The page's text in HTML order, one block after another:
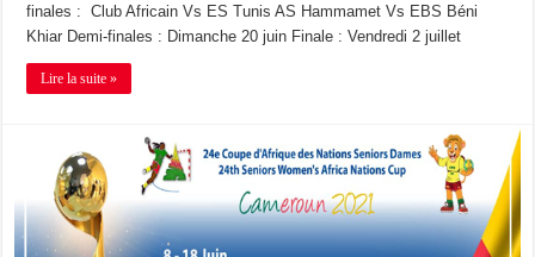
finales : Club Africain Vs ES Tunis AS Hammamet Vs EBS Béni
Khiar Demi-finales : Dimanche 20 juin Finale : Vendredi 2 juillet
Lire la suite »